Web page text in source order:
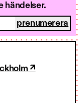
händelser.
↗